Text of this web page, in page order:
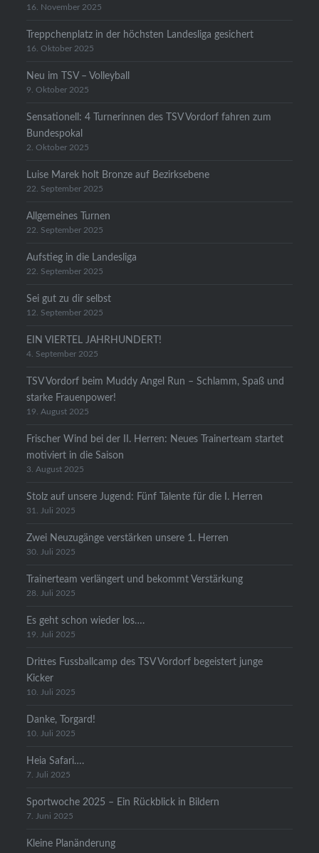
16. November 2025
Treppchenplatz in der höchsten Landesliga gesichert
16. Oktober 2025
Neu im TSV – Volleyball
9. Oktober 2025
Sensationell: 4 Turnerinnen des TSV Vordorf fahren zum
Bundespokal
2. Oktober 2025
Luise Marek holt Bronze auf Bezirksebene
22. September 2025
Allgemeines Turnen
22. September 2025
Aufstieg in die Landesliga
22. September 2025
Sei gut zu dir selbst
12. September 2025
EIN VIERTEL JAHRHUNDERT!
4. September 2025
TSV Vordorf beim Muddy Angel Run – Schlamm, Spaß und
starke Frauenpower!
19. August 2025
Frischer Wind bei der II. Herren: Neues Trainerteam startet
motiviert in die Saison
3. August 2025
Stolz auf unsere Jugend: Fünf Talente für die I. Herren
31. Juli 2025
Zwei Neuzugänge verstärken unsere 1. Herren
30. Juli 2025
Trainerteam verlängert und bekommt Verstärkung
28. Juli 2025
Es geht schon wieder los….
19. Juli 2025
Drittes Fussballcamp des TSV Vordorf begeistert junge
Kicker
10. Juli 2025
Danke, Torgard!
10. Juli 2025
Heia Safari….
7. Juli 2025
Sportwoche 2025 – Ein Rückblick in Bildern
7. Juni 2025
Kleine Planänderung